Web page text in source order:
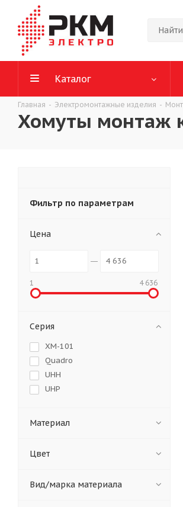
Каталог
Главная - Электромонтажные изделия -
Хомуты монтаж
Фильтр по параметрам
Цена
1 4 636
Серия
ХМ-101
Quadro
UHH
UHP
Материал
Цвет
Вид/марка материала